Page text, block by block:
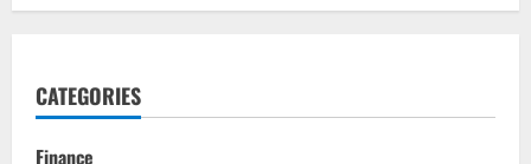
CATEGORIES
Finance